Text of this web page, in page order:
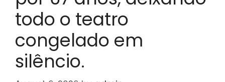
todo o teatro
congelado em
silêncio.